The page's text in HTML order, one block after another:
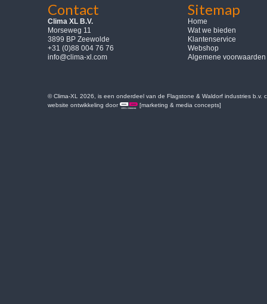
Contact
Clima XL B.V.
Morseweg 11
3899 BP Zeewolde
+31 (0)88 004 76 76
info@clima-xl.com
Sitemap
Home
Wat we bieden
Klantenservice
Webshop
Algemene voorwaarden
© Clima-XL 2026, is een onderdeel van de Flagstone & Waldorf industries b.v.
website ontwikkeling door
[marketing & media concepts]